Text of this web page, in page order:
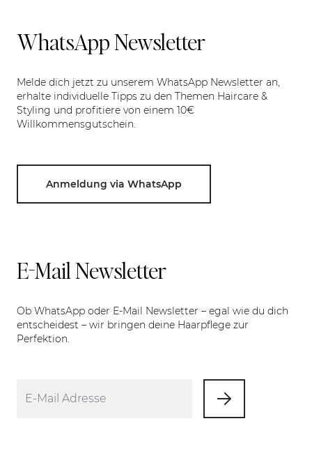
WhatsApp Newsletter
Melde dich jetzt zu unserem WhatsApp Newsletter an,
erhalte individuelle Tipps zu den Themen Haircare &
Styling und profitiere von einem 10€
Willkommensgutschein.
Anmeldung via WhatsApp
E-Mail Newsletter
Ob WhatsApp oder E-Mail Newsletter – egal wie du dich
entscheidest – wir bringen deine Haarpflege zur
Perfektion.